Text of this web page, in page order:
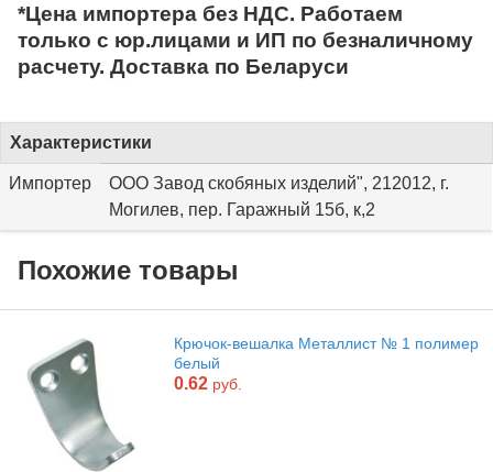
*Цена импортера без НДС. Работаем
только с юр.лицами и ИП по безналичному
расчету. Доставка по Беларуси
Характеристики
Импортер
ООО Завод скобяных изделий", 212012, г.
Могилев, пер. Гаражный 15б, к,2
Похожие товары
Крючок-вешалка Металлист № 1 полимер
белый
0.62 руб.